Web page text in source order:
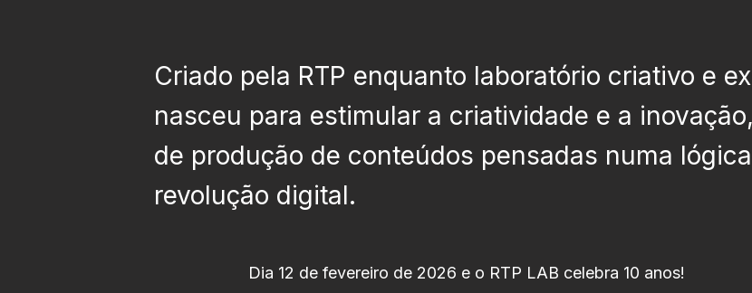
Criado pela RTP enquanto laboratório criativo e
nasceu para estimular a criatividade e a
de produção de conteúdos pensadas numa
revolução digital.
Dia 12 de fevereiro de 2026 e o RTP LAB celebra 10 anos!